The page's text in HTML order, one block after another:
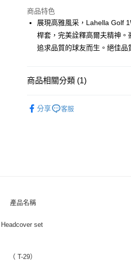
街口支付
悠遊付
全盈+PAY
每筆NT$60
每筆NT$60
商品特色
展現高雅風采，Lahella Golf
桿套，完美詮釋高爾夫精神
追求品質的球友而生。絕佳品
商品相關分類 (1)
分享
客服
產品名稱
Headcover set
（ T-29）